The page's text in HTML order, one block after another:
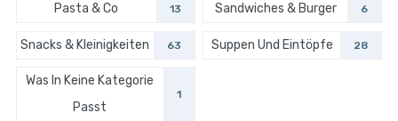
Pasta & Co 13 Sandwiches & Burger 6
Snacks & Kleinigkeiten 63 Suppen Und Eintöpfe 28
Was In Keine Kategorie
Passt
1